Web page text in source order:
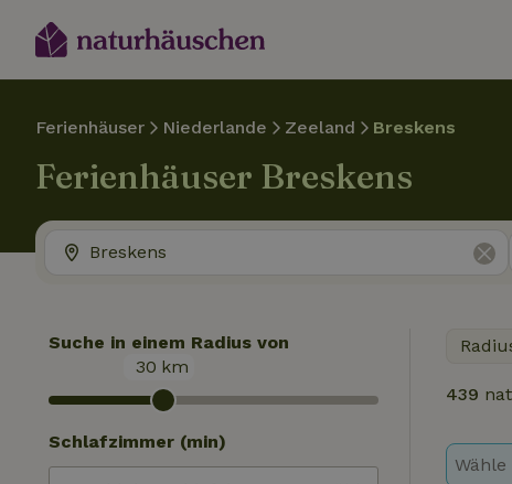
Ferienhäuser Niederlande Zeeland Breskens
Ferienhäuser Breskens
439
Suche in einem Radius von
30 km
Schlafzimmer (min)